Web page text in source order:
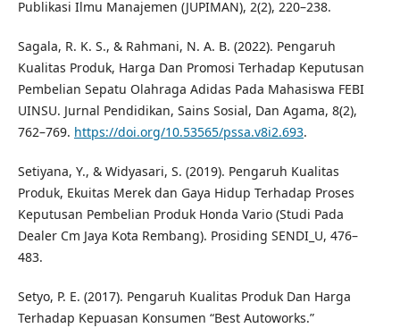
Publikasi Ilmu Manajemen (JUPIMAN), 2(2), 220–238.
Sagala, R. K. S., & Rahmani, N. A. B. (2022). Pengaruh
Kualitas Produk, Harga Dan Promosi Terhadap Keputusan
Pembelian Sepatu Olahraga Adidas Pada Mahasiswa FEBI
UINSU. Jurnal Pendidikan, Sains Sosial, Dan Agama, 8(2),
762–769. https://doi.org/10.53565/pssa.v8i2.693.
Setiyana, Y., & Widyasari, S. (2019). Pengaruh Kualitas
Produk, Ekuitas Merek dan Gaya Hidup Terhadap Proses
Keputusan Pembelian Produk Honda Vario (Studi Pada
Dealer Cm Jaya Kota Rembang). Prosiding SENDI_U, 476–
483.
Setyo, P. E. (2017). Pengaruh Kualitas Produk Dan Harga
Terhadap Kepuasan Konsumen “Best Autoworks.”